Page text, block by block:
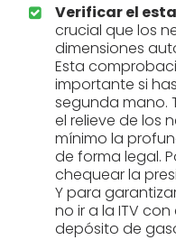
Verificar el
crucial que los
dimensiones
Esta
importante si
segunda mano.
el relieve de los
mínimo la
de forma legal.
chequear la
Y para
no ir a la ITV
depósito de